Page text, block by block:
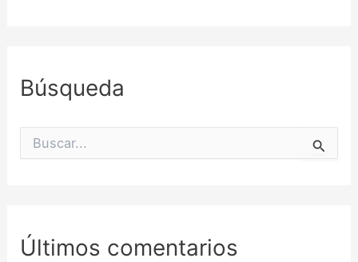
Búsqueda
Últimos comentarios